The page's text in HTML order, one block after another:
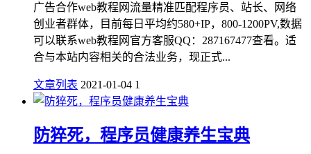
广告合作web教程网流量精准匹配程序员、站长、网络
创业者群体，目前每日平均约580+IP，800-1200PV,数据
可以联系web教程网官方客服QQ：287167477查看。适
合与本站内容相关的合法业务，现正式...
文章列表 2021-01-04 1
防猝死，程序员健康养生宝典